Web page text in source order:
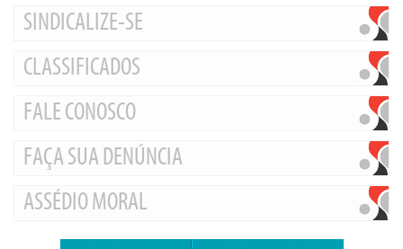
SINDICALIZE-SE
CLASSIFICADOS
FALE CONOSCO
FAÇA SUA DENÚNCIA
ASSÉDIO MORAL